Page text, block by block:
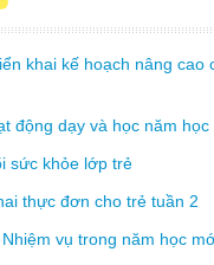
khai kế hoạch nâng cao
động dạy và học năm học
sức khỏe lớp trẻ
thực đơn cho trẻ tuần 2
vụ trong năm học